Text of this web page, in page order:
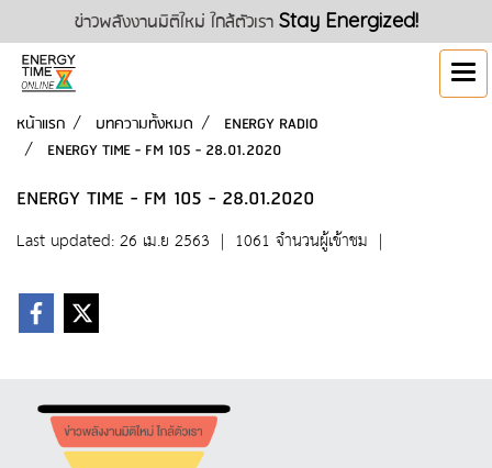
ข่าวพลังงานมิติใหม่ ใกล้ตัวเรา Stay Energized!
หน้าแรก บทความทั้งหมด
ENERGY RADIO
ENERGY TIME - FM 105 - 28.01.2020
ENERGY TIME - FM 105 - 28.01.2020
Last updated: 26 เม.ย 2563 | 1061 จำนวนผู้เข้าชม |